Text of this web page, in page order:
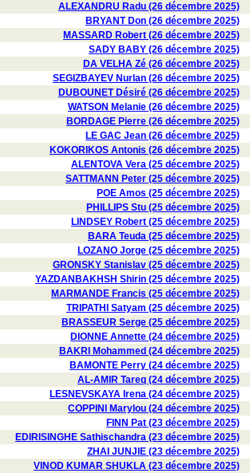
ALEXANDRU Radu (26 décembre 2025)
BRYANT Don (26 décembre 2025)
MASSARD Robert (26 décembre 2025)
SADY BABY (26 décembre 2025)
DA VELHA Zé (26 décembre 2025)
SEGIZBAYEV Nurlan (26 décembre 2025)
DUBOUNET Désiré (26 décembre 2025)
WATSON Melanie (26 décembre 2025)
BORDAGE Pierre (26 décembre 2025)
LE GAC Jean (26 décembre 2025)
KOKORIKOS Antonis (26 décembre 2025)
ALENTOVA Vera (25 décembre 2025)
SATTMANN Peter (25 décembre 2025)
POE Amos (25 décembre 2025)
PHILLIPS Stu (25 décembre 2025)
LINDSEY Robert (25 décembre 2025)
BARA Teuda (25 décembre 2025)
LOZANO Jorge (25 décembre 2025)
GRONSKY Stanislav (25 décembre 2025)
YAZDANBAKHSH Shirin (25 décembre 2025)
MARMANDE Francis (25 décembre 2025)
TRIPATHI Satyam (25 décembre 2025)
BRASSEUR Serge (25 décembre 2025)
DIONNE Annette (24 décembre 2025)
BAKRI Mohammed (24 décembre 2025)
BAMONTE Perry (24 décembre 2025)
AL-AMIR Tareq (24 décembre 2025)
LESNEVSKAYA Irena (24 décembre 2025)
COPPINI Marylou (24 décembre 2025)
FINN Pat (23 décembre 2025)
EDIRISINGHE Sathischandra (23 décembre 2025)
ZHAI JUNJIE (23 décembre 2025)
VINOD KUMAR SHUKLA (23 décembre 2025)